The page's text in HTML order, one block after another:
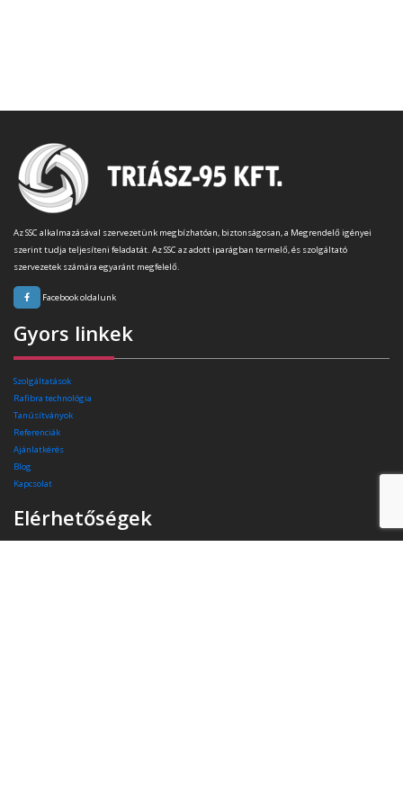
Az SSC alkalmazásával szervezetünk megbízhatóan, biztonságosan, a Megrendelő igényei
szerint tudja teljesíteni feladatát. Az SSC az adott iparágban termelő, és szolgáltató
szervezetek számára egyaránt megfelelő.
Facebook oldalunk
Gyors linkek
Szolgáltatások
Rafibra technológia
Tanúsítványok
Referenciák
Ajánlatkérés
Blog
Kapcsolat
Elérhetőségek